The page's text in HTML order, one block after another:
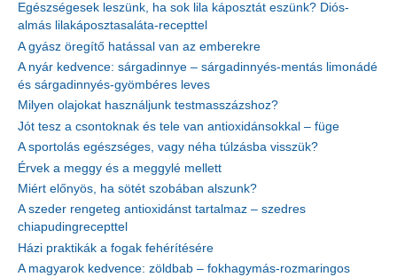
Egészségesek leszünk, ha sok lila káposztát eszünk? Diós-
almás lilakáposztasaláta-recepttel
A gyász öregítő hatással van az emberekre
A nyár kedvence: sárgadinnye – sárgadinnyés-mentás limonádé
és sárgadinnyés-gyömbéres leves
Milyen olajokat használjunk testmasszázshoz?
Jót tesz a csontoknak és tele van antioxidánsokkal – füge
A sportolás egészséges, vagy néha túlzásba visszük?
Érvek a meggy és a meggylé mellett
Miért előnyös, ha sötét szobában alszunk?
A szeder rengeteg antioxidánst tartalmaz – szedres
chiapudingrecepttel
Házi praktikák a fogak fehérítésére
A magyarok kedvence: zöldbab – fokhagymás-rozmaringos